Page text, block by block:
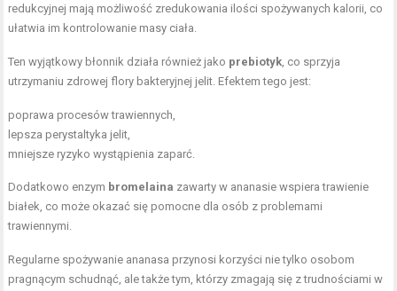
redukcyjnej mają możliwość zredukowania ilości spożywanych kalorii, co
ułatwia im kontrolowanie masy ciała.
Ten wyjątkowy błonnik działa również jako prebiotyk, co sprzyja
utrzymaniu zdrowej flory bakteryjnej jelit. Efektem tego jest:
poprawa procesów trawiennych,
lepsza perystaltyka jelit,
mniejsze ryzyko wystąpienia zaparć.
Dodatkowo enzym bromelaina zawarty w ananasie wspiera trawienie
białek, co może okazać się pomocne dla osób z problemami
trawiennymi.
Regularne spożywanie ananasa przynosi korzyści nie tylko osobom
pragnącym schudnąć, ale także tym, którzy zmagają się z trudnościami w